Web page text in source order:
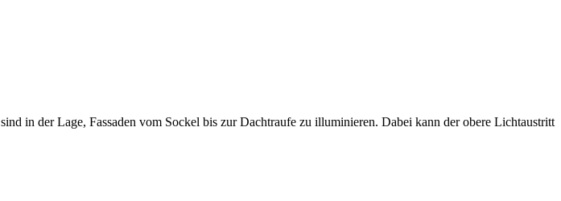
in der Lage, Fassaden vom Sockel bis zur Dachtraufe zu illuminieren. Dabei kann der obere Lichtaustritt